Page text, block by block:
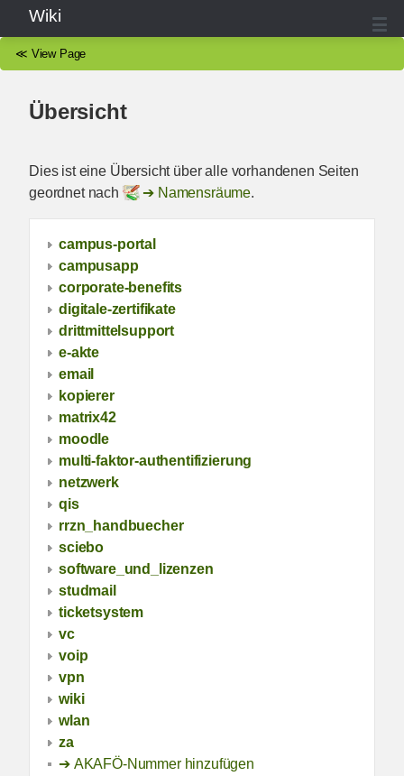
Wiki
≪ View Page
Übersicht
Dies ist eine Übersicht über alle vorhandenen Seiten
geordnet nach
Namensräume.
campus-portal
campusapp
corporate-benefits
digitale-zertifikate
drittmittelsupport
e-akte
email
kopierer
matrix42
moodle
multi-faktor-authentifizierung
netzwerk
qis
rrzn_handbuecher
sciebo
software_und_lizenzen
studmail
ticketsystem
vc
voip
vpn
wiki
wlan
za
AKAFÖ-Nummer hinzufügen